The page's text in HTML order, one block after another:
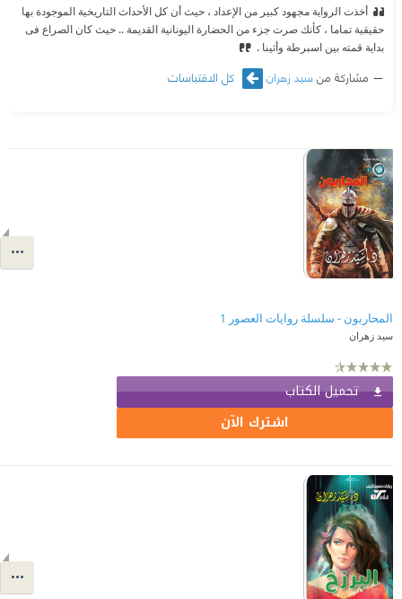
أخذت الرواية مجهود كبير من الإعداد ، حيث أن كل الأحداث التاريخية الموجودة بها
حقيقية تماما ، كأنك صرت جزء من الحضارة اليونانية القديمة .. حيث كان الصراع فى
بداية قمته بين اسبرطة وأثينا .
مشاركة من سيد زهران كل الاقتباسات
المحاربون - سلسلة روايات العصور 1
سيد زهران
تحميل الكتاب
اشترك الآن